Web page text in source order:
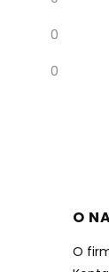
0
0
O
O